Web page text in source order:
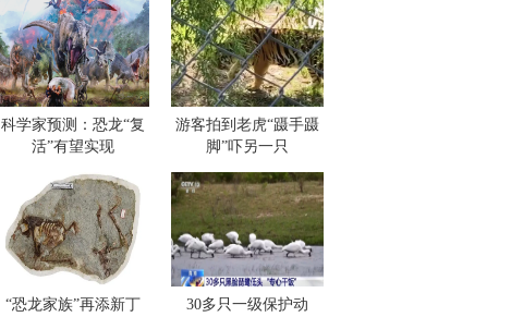
科学家预测：恐龙“复
活”有望实现
游客拍到老虎“蹑手蹑
脚”吓另一只
“恐龙家族”再添新丁 30多只一级保护动